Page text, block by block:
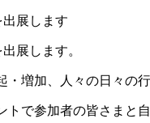
展します
展します。
増加、人々の日々の
で参加者の皆さま